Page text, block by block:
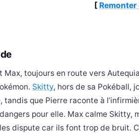
[
Max, toujours en route vers
Skitty, hors de sa Pokéball,
tandis que Pierre raconte à
pour elle. Max calme Skitty,
dispute car ils font trop de bruit.